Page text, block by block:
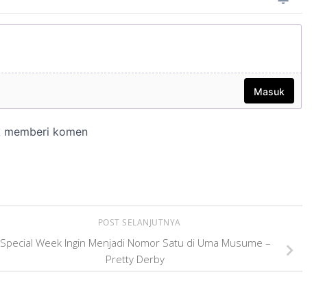
POST SELANJUTNYA
Special Week Ingin Menjadi Nomor Satu di Uma Musume –
Pretty Derby